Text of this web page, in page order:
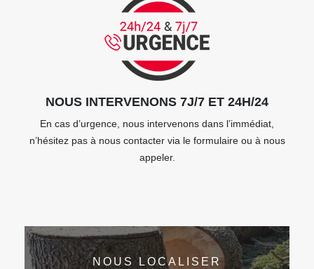
NOUS INTERVENONS 7J/7 ET 24H/24
En cas d’urgence, nous intervenons dans l’immédiat,
n’hésitez pas à nous contacter via le formulaire ou à nous
appeler.
NOUS LOCALISER